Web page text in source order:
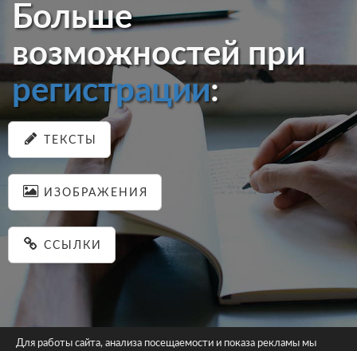
Больше
возможностей при
регистрации:
ТЕКСТЫ
ИЗОБРАЖЕНИЯ
ССЫЛКИ
Для работы сайта, анализа посещаемости и показа рекламы мы